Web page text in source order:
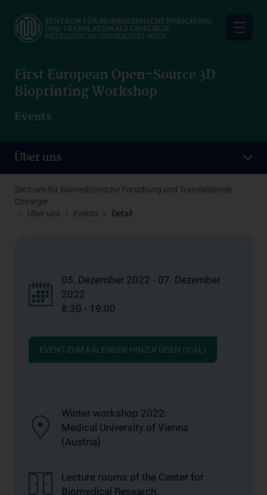
main
First European Open-Source 3D
Bioprinting Workshop
Events
Über uns
Zentrum für Biomedizinische Forschung und Translationale
Chirurgie
Über uns
Events Detail
05. Dezember 2022 - 07. Dezember
2022
8:30 - 19:00
EVENT ZUM KALENDER HINZUFÜGEN (ICAL)
Winter workshop 2022:
Medical University of Vienna
(Austria)
Lecture rooms of the Center for
Biomedical Research.